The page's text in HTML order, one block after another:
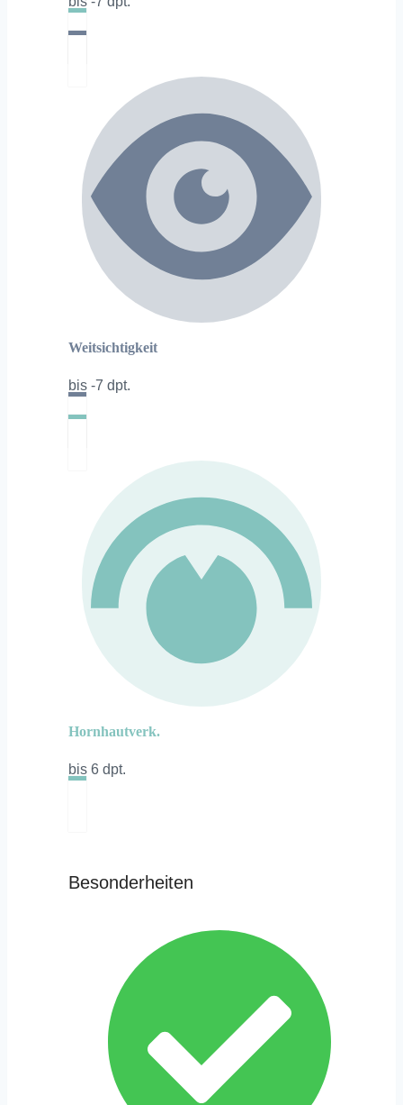
Weitsichtigkeit
bis -7 dpt.
Hornhautverk.
bis 6 dpt.
Besonderheiten